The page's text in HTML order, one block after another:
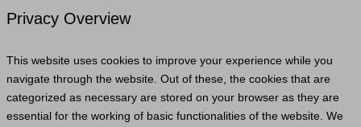
Privacy Overview
This website uses cookies to improve your experience while you
navigate through the website. Out of these, the cookies that are
categorized as necessary are stored on your browser as they are
essential for the working of basic functionalities of the website. We